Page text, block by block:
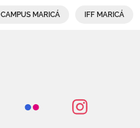
CAMPUS MARICÁ IFF MARICÁ